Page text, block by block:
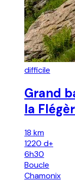
difficile
Grand
la
18 km
1220 d+
6h30
Boucle
Chamonix